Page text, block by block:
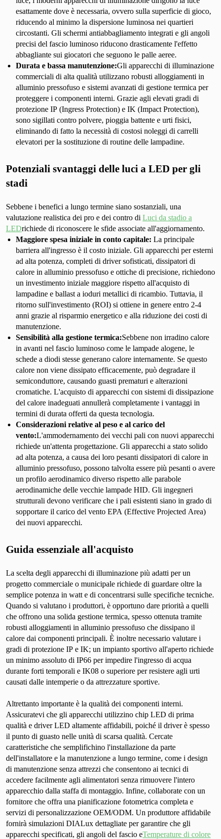
esattamente dove è necessaria, ovvero sulla superficie di gioco,
riducendo al minimo la dispersione luminosa nei quartieri
circostanti. Gli schermi antiabbagliamento integrati e gli angoli
precisi del fascio luminoso riducono drasticamente l'effetto
abbagliante sui giocatori che seguono le palle aeree.
Durata e bassa manutenzione:Gli apparecchi di illuminazione
commerciali di alta qualità utilizzano robusti alloggiamenti in
alluminio pressofuso e sistemi avanzati di gestione termica per
proteggere i componenti interni. Grazie agli elevati gradi di
protezione IP (Ingress Protection) e IK (Impact Protection),
sono sigillati contro polvere, pioggia battente e urti fisici,
eliminando di fatto la necessità di costosi noleggi di carrelli
elevatori per la sostituzione di routine delle lampadine.
Potenziali svantaggi delle luci a LED per gli
stadi
Sebbene i benefici a lungo termine siano sostanziali, una
valutazione realistica dei pro e dei contro di Luci da stadio a
LEDrichiede di riconoscere le sfide associate all'aggiornamento.
Maggiore spesa iniziale in conto capitale: La principale
barriera all'ingresso è il costo iniziale. Gli apparecchi per esterni
ad alta potenza, completi di driver sofisticati, dissipatori di
calore in alluminio pressofuso e ottiche di precisione, richiedono
un investimento iniziale maggiore rispetto all'acquisto di
lampadine e ballast a ioduri metallici di ricambio. Tuttavia, il
ritorno sull'investimento (ROI) si ottiene in genere entro 2-4
anni grazie al risparmio energetico e alla riduzione dei costi di
manutenzione.
Sensibilità alla gestione termica:Sebbene non irradino calore
in avanti nel fascio luminoso come le lampade alogene, le
schede a diodi stesse generano calore internamente. Se questo
calore non viene dissipato efficacemente, può degradare il
semiconduttore, causando guasti prematuri e alterazioni
cromatiche. L'acquisto di apparecchi con sistemi di dissipazione
del calore inadeguati annullerà completamente i vantaggi in
termini di durata offerti da questa tecnologia.
Considerazioni relative al peso e al carico del
vento:L'ammodernamento dei vecchi pali con nuovi apparecchi
richiede un'attenta progettazione. Gli apparecchi a stato solido
ad alta potenza, a causa dei loro pesanti dissipatori di calore in
alluminio pressofuso, possono talvolta essere più pesanti o avere
un profilo aerodinamico diverso rispetto alle parabole
aerodinamiche delle vecchie lampade HID. Gli ingegneri
strutturali devono verificare che i pali esistenti siano in grado di
sopportare il carico del vento EPA (Effective Projected Area)
dei nuovi apparecchi.
Guida essenziale all'acquisto
La scelta degli apparecchi di illuminazione più adatti per un
progetto commerciale o municipale richiede di guardare oltre la
semplice potenza in watt e di concentrarsi sulle specifiche tecniche.
Quando si valutano i produttori, è opportuno dare priorità a quelli
che offrono una solida gestione termica, spesso ottenuta tramite
robusti alloggiamenti in alluminio pressofuso che dissipano il
calore dai componenti principali. È inoltre necessario valutare i
gradi di protezione IP e IK; un impianto sportivo all'aperto richiede
un minimo assoluto di IP66 per impedire l'ingresso di acqua
durante forti temporali e IK08 o superiore per resistere agli urti
causati dalle intemperie o da attrezzature sportive.
Altrettanto importante è la qualità dei componenti interni.
Assicuratevi che gli apparecchi utilizzino chip LED di prima
qualità e driver LED altamente affidabili, poiché il driver è spesso
il punto di guasto nelle unità di scarsa qualità. Cercate
caratteristiche che semplifichino l'installazione da parte
dell'installatore e la manutenzione a lungo termine, come i design
di manutenzione senza attrezzi che consentono ai tecnici di
accedere facilmente agli alimentatori senza rimuovere l'intero
apparecchio dalla staffa di montaggio. Infine, collaborate con un
fornitore che offra una pianificazione fotometrica completa e
servizi di personalizzazione OEM/ODM. Un produttore affidabile
fornirà simulazioni DIALux dettagliate per garantire che gli
apparecchi specificati, gli angoli del fascio eTemperature di colore